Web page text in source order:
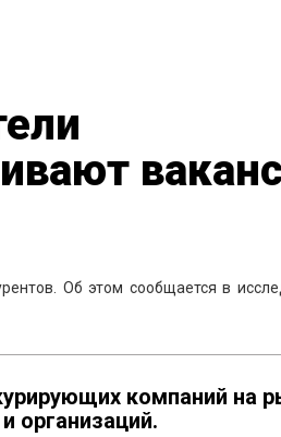
Об этом сообщается в
компаний на
организаций.